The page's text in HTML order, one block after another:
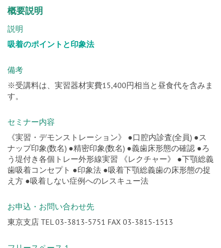
概要説明
説明
吸着のポイントと印象法
備考
※受講料は、実習器材実費15,400円相当と昼食代を含みま
す。
セミナー内容
《実習・デモンストレーション》 ●口腔内診査(全員) ●ス
ナップ印象(数名) ●精密印象(数名) ●義歯床形態の確認 ●ろ
う堤付き各個トレー外形線実習 《レクチャー》 ●下顎総義
歯吸着コンセプト ●印象法 ●吸着下顎総義歯の床形態の捉
え方 ●吸着しない症例へのレスキュー法
お申込・お問い合わせ先
東京支店 TEL 03-3813-5751 FAX 03-3815-1513